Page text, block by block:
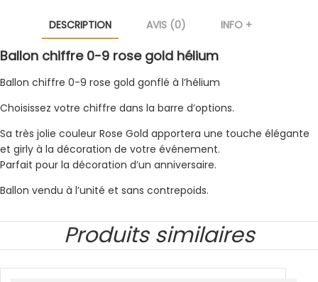
DESCRIPTION AVIS (0) INFO +
Ballon chiffre 0-9 rose gold hélium
Ballon chiffre 0-9 rose gold gonflé à l’hélium
Choisissez votre chiffre dans la barre d’options.
Sa très jolie couleur Rose Gold apportera une touche élégante
et girly à la décoration de votre événement.
Parfait pour la décoration d’un anniversaire.
Ballon vendu à l’unité et sans contrepoids.
Produits similaires